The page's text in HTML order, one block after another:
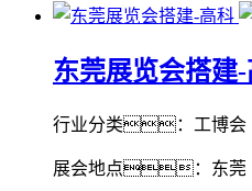
东莞展览会搭建
行业分类：工博会
展会地点：东莞